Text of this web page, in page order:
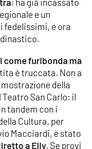
e un
fedelissimi, e ora
dinastico.
furibonda ma
è truccata. Non a
della
San Carlo: il
tandem con i
Cultura, per
Macciardi, è stato
a Elly. Se provi